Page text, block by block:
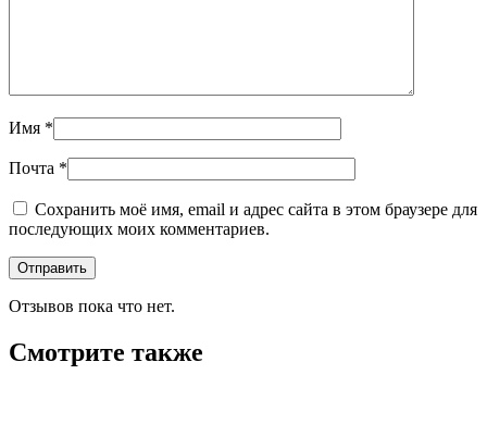
Имя *
Почта *
Сохранить моё имя, email и адрес сайта в этом браузере для
последующих моих комментариев.
Отзывов пока что нет.
Смотрите также